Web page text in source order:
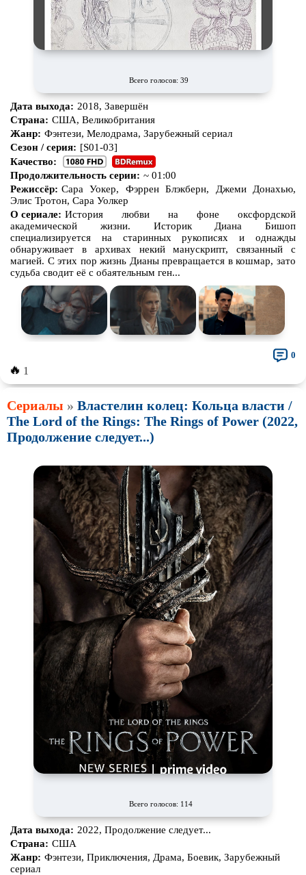
Всего голосов: 39
Дата выхода: 2018, Завершён
Страна: США, Великобритания
Жанр: Фэнтези, Мелодрама, Зарубежный сериал
Сезон / серия: [S01-03]
Качество:
Продолжительность серии: ~ 01:00
Режиссёр: Сара Уокер, Фэррен Блэкберн, Джеми Донахью,
Элис Тротон, Сара Уолкер
О сериале: История любви на фоне оксфордской
академической жизни. Историк Диана Бишоп
специализируется на старинных рукописях и однажды
обнаруживает в архивах некий манускрипт, связанный с
магией. С этих пор жизнь Дианы превращается в кошмар, зато
судьба сводит её с обаятельным ген...
🔥 1
0
Сериалы » Властелин колец: Кольца власти /
The Lord of the Rings: The Rings of Power (2022,
Продолжение следует...)
Всего голосов: 114
Дата выхода: 2022, Продолжение следует...
Страна: США
Жанр: Фэнтези, Приключения, Драма, Боевик, Зарубежный
сериал